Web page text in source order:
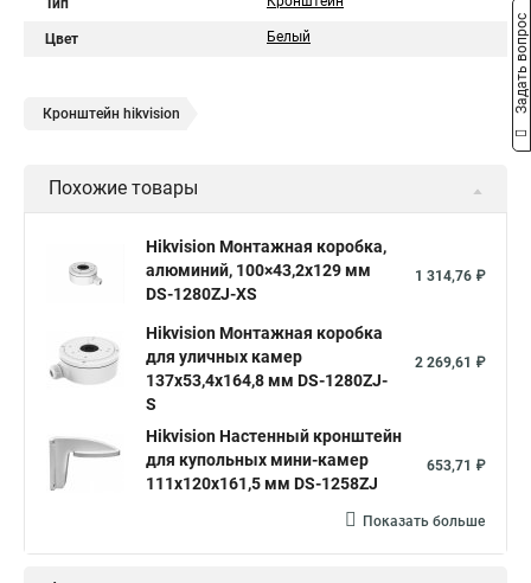
Тип
Цвет Белый
Кронштейн hikvision
Похожие товары
Hikvision Монтажная коробка,
алюминий, 100×43,2x129 мм
DS-1280ZJ-XS
1 314,76 ₽
Hikvision Монтажная коробка
для уличных камер
137x53,4x164,8 мм DS-1280ZJ-
S
2 269,61 ₽
Hikvision Настенный кронштейн
для купольных мини-камер
111x120x161,5 мм DS-1258ZJ
653,71 ₽
Показать больше
Задать вопрос